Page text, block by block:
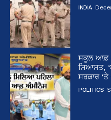
INDIA
ਸਕੂਲ ਆਫ਼
ਸਿਆਸਤ,
ਸਰਕਾਰ
POLITICS